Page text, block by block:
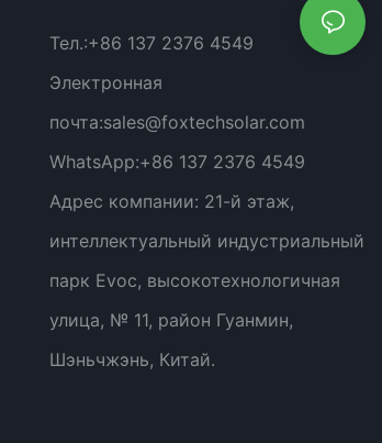
Тел.:+86 137 2376 4549
Электронная
почта:sales@foxtechsolar.com
WhatsApp:+86 137 2376 4549
Адрес компании: 21-й этаж,
интеллектуальный индустриальный
парк Evoc, высокотехнологичная
улица, № 11, район Гуанмин,
Шэньчжэнь, Китай.